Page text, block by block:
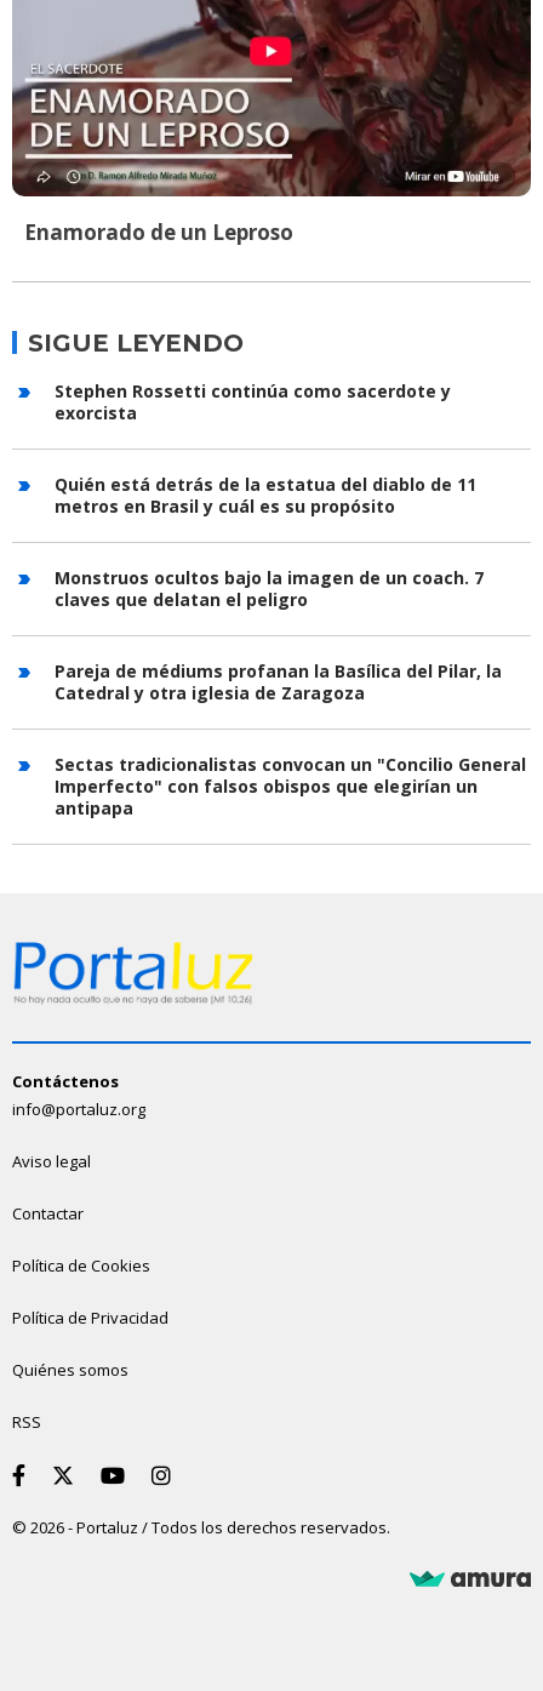
Enamorado de un Leproso
SIGUE LEYENDO
Stephen Rossetti continúa como sacerdote y
exorcista
Quién está detrás de la estatua del diablo de 11
metros en Brasil y cuál es su propósito
Monstruos ocultos bajo la imagen de un coach. 7
claves que delatan el peligro
Pareja de médiums profanan la Basílica del Pilar, la
Catedral y otra iglesia de Zaragoza
Sectas tradicionalistas convocan un "Concilio General
Imperfecto" con falsos obispos que elegirían un
antipapa
Contáctenos
info@portaluz.org
Aviso legal
Contactar
Política de Cookies
Política de Privacidad
Quiénes somos
RSS
© 2026 - Portaluz / Todos los derechos reservados.